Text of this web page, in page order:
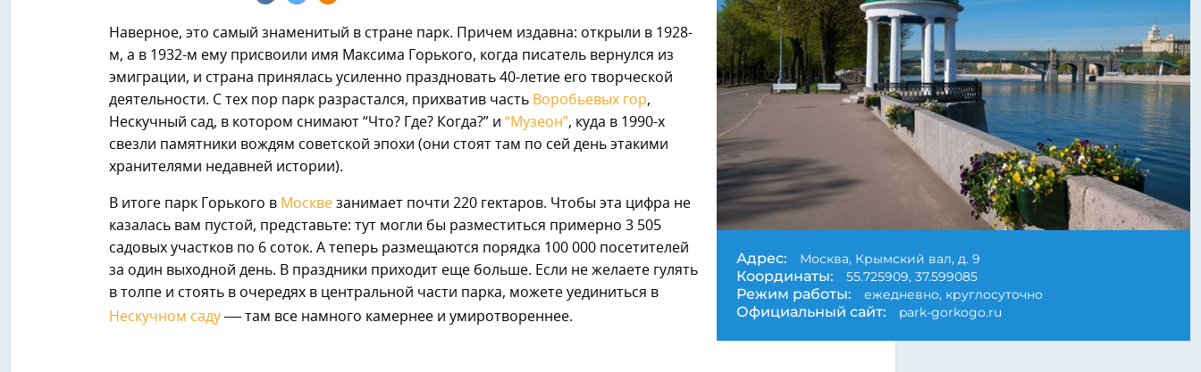
Наверное, это самый знаменитый в стране парк. Причем издавна: открыли в 1928-
м, а в 1932-м ему присвоили имя Максима Горького, когда писатель вернулся из
эмиграции, и страна принялась усиленно праздновать 40-летие его творческой
деятельности. С тех пор парк разрастался, прихватив часть Воробьевых гор,
Нескучный сад, в котором снимают “Что? Где? Когда?” и “Музеон”, куда в 1990-х
свезли памятники вождям советской эпохи (они стоят там по сей день этакими
хранителями недавней истории).
В итоге парк Горького в Москве занимает почти 220 гектаров. Чтобы эта цифра не
казалась вам пустой, представьте: тут могли бы разместиться примерно 3 505
садовых участков по 6 соток. А теперь размещаются порядка 100 000 посетителей
за один выходной день. В праздники приходит еще больше. Если не желаете гулять
в толпе и стоять в очередях в центральной части парка, можете уединиться в
Нескучном саду —там все намного камернее и умиротвореннее.
Адрес: Москва, Крымский вал, д. 9
Координаты: 55.725909, 37.599085
Режим работы: ежедневно, круглосуточно
Официальный сайт: park-gorkogo.ru